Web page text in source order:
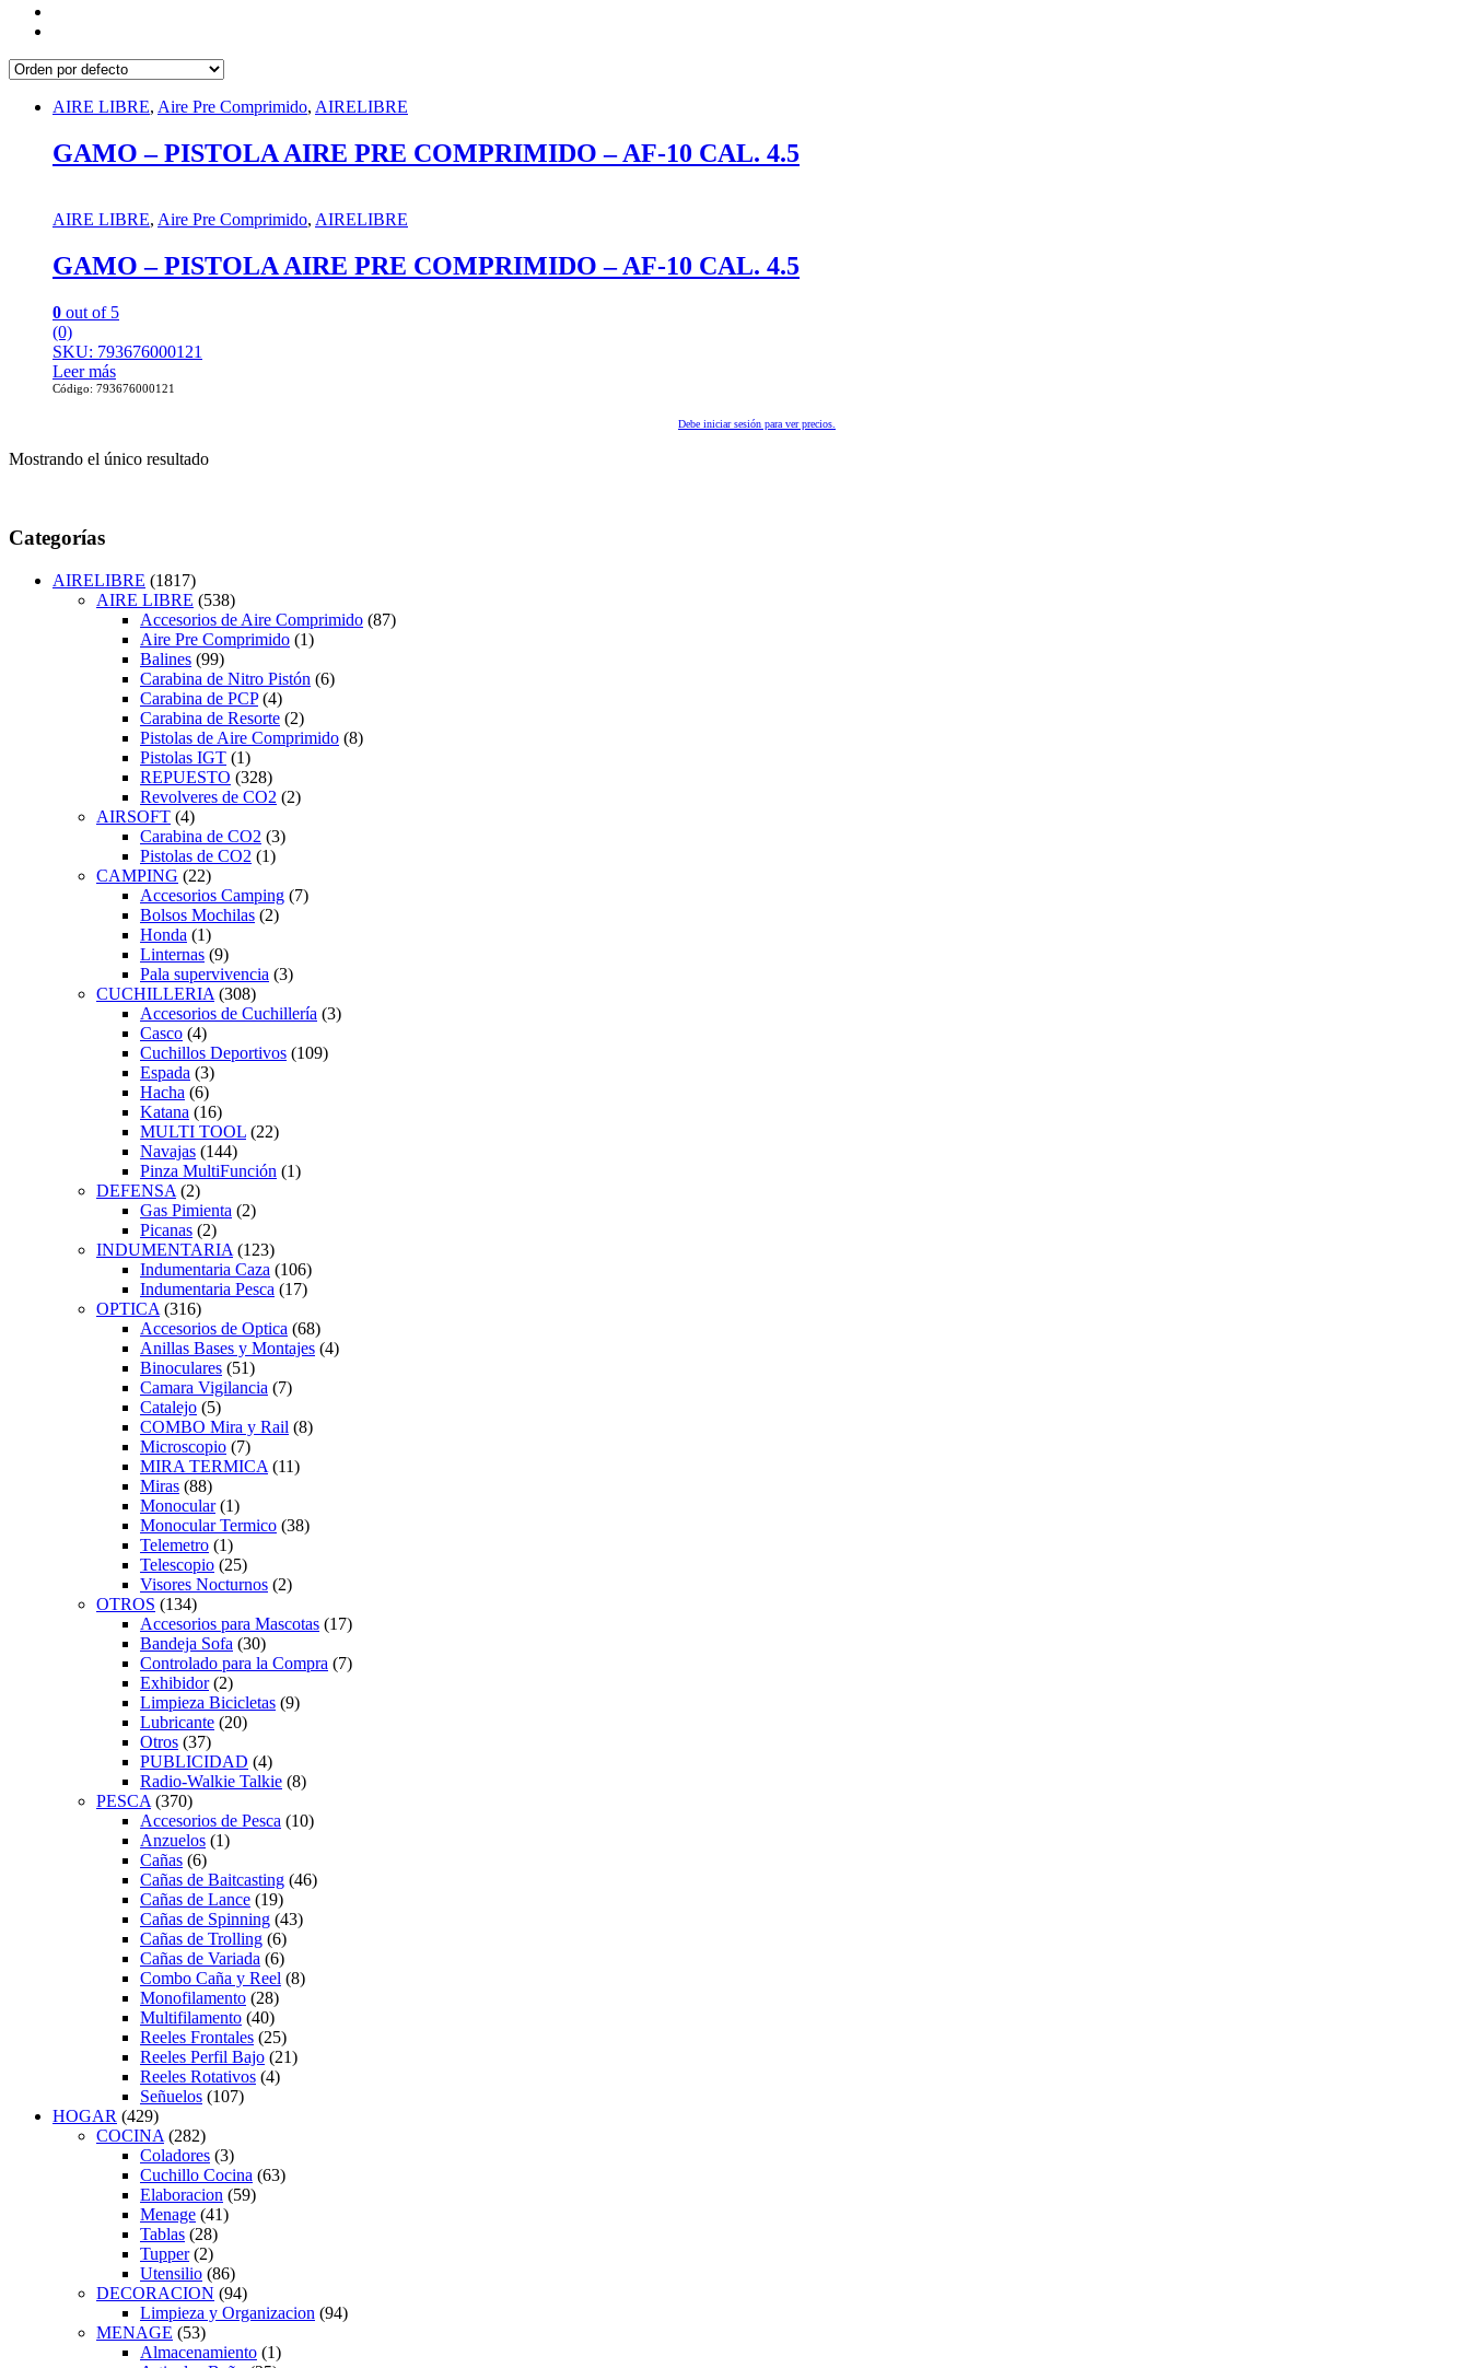
AIRE LIBRE, Aire Pre Comprimido, AIRELIBRE
GAMO – PISTOLA AIRE PRE COMPRIMIDO – AF-10 CAL. 4.5
AIRE LIBRE, Aire Pre Comprimido, AIRELIBRE
GAMO – PISTOLA AIRE PRE COMPRIMIDO – AF-10 CAL. 4.5
0 out of 5
(0)
SKU: 793676000121
Leer más
Código: 793676000121
Debe iniciar sesión para ver precios.
Mostrando el único resultado
Categorías
AIRELIBRE (1817)
AIRE LIBRE (538)
Accesorios de Aire Comprimido (87)
Aire Pre Comprimido (1)
Balines (99)
Carabina de Nitro Pistón (6)
Carabina de PCP (4)
Carabina de Resorte (2)
Pistolas de Aire Comprimido (8)
Pistolas IGT (1)
REPUESTO (328)
Revolveres de CO2 (2)
AIRSOFT (4)
Carabina de CO2 (3)
Pistolas de CO2 (1)
CAMPING (22)
Accesorios Camping (7)
Bolsos Mochilas (2)
Honda (1)
Linternas (9)
Pala supervivencia (3)
CUCHILLERIA (308)
Accesorios de Cuchillería (3)
Casco (4)
Cuchillos Deportivos (109)
Espada (3)
Hacha (6)
Katana (16)
MULTI TOOL (22)
Navajas (144)
Pinza MultiFunción (1)
DEFENSA (2)
Gas Pimienta (2)
Picanas (2)
INDUMENTARIA (123)
Indumentaria Caza (106)
Indumentaria Pesca (17)
OPTICA (316)
Accesorios de Optica (68)
Anillas Bases y Montajes (4)
Binoculares (51)
Camara Vigilancia (7)
Catalejo (5)
COMBO Mira y Rail (8)
Microscopio (7)
MIRA TERMICA (11)
Miras (88)
Monocular (1)
Monocular Termico (38)
Telemetro (1)
Telescopio (25)
Visores Nocturnos (2)
OTROS (134)
Accesorios para Mascotas (17)
Bandeja Sofa (30)
Controlado para la Compra (7)
Exhibidor (2)
Limpieza Bicicletas (9)
Lubricante (20)
Otros (37)
PUBLICIDAD (4)
Radio-Walkie Talkie (8)
PESCA (370)
Accesorios de Pesca (10)
Anzuelos (1)
Cañas (6)
Cañas de Baitcasting (46)
Cañas de Lance (19)
Cañas de Spinning (43)
Cañas de Trolling (6)
Cañas de Variada (6)
Combo Caña y Reel (8)
Monofilamento (28)
Multifilamento (40)
Reeles Frontales (25)
Reeles Perfil Bajo (21)
Reeles Rotativos (4)
Señuelos (107)
HOGAR (429)
COCINA (282)
Coladores (3)
Cuchillo Cocina (63)
Elaboracion (59)
Menage (41)
Tablas (28)
Tupper (2)
Utensilio (86)
DECORACION (94)
Limpieza y Organizacion (94)
MENAGE (53)
Almacenamiento (1)